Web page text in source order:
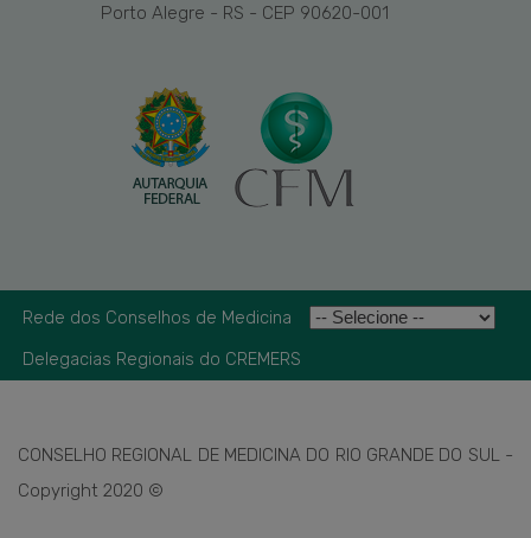
Porto Alegre - RS - CEP 90620-001
Rede dos Conselhos de Medicina
Delegacias Regionais do CREMERS
CONSELHO REGIONAL DE MEDICINA DO RIO GRANDE DO SUL -
Copyright 2020 ©